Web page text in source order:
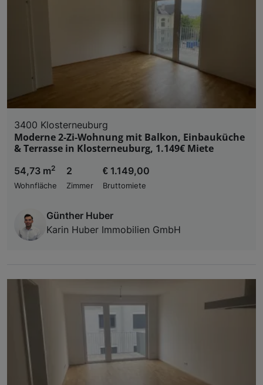
3400 Klosterneuburg
Moderne 2-Zi-Wohnung mit Balkon, Einbauküche
& Terrasse in Klosterneuburg, 1.149€ Miete
54,73 m2
Wohnfläche
2
Zimmer
€ 1.149,00
Bruttomiete
Günther Huber
Karin Huber Immobilien GmbH